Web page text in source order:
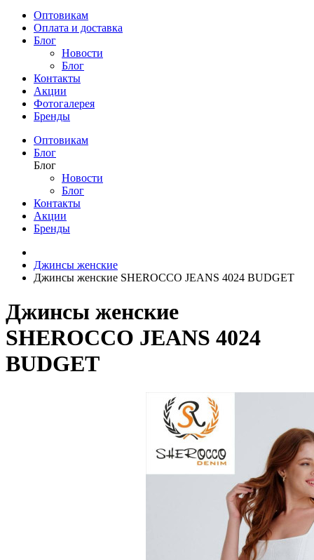
Оптовикам
Оплата и доставка
Блог
Новости
Блог
Контакты
Акции
Фотогалерея
Бренды
Оптовикам
Блог
Блог
Новости
Блог
Контакты
Акции
Бренды
Джинсы женские
Джинсы женские SHEROCCO JEANS 4024 BUDGET
Джинсы женские
SHEROCCO JEANS 4024
BUDGET